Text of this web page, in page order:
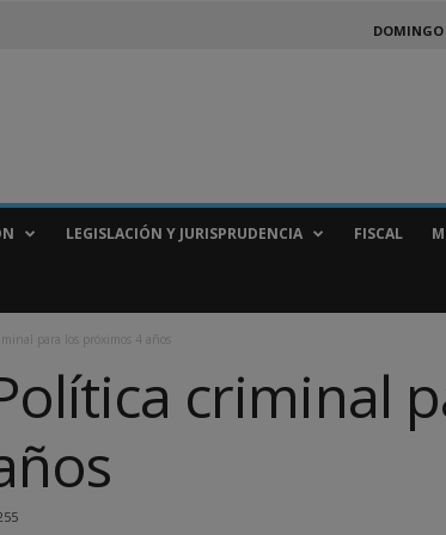
DOMINGO
LEGISLACIÓN Y JURISPRUDENCIA FISCAL
para los próximos 4 años
criminal